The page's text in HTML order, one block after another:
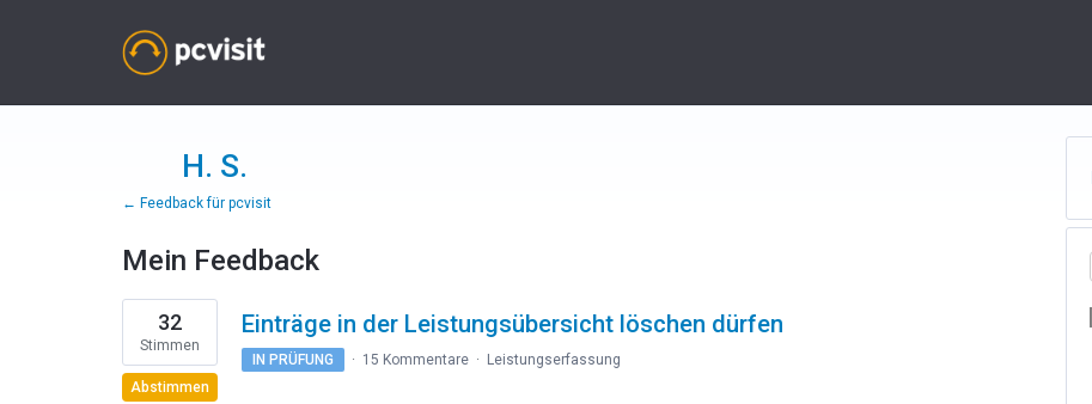
H. S.
← Feedback für pcvisit
Mein Feedback
1
Ergebnis
gefunden
Einträge in der Leistungsübersicht löschen dürfen
32
Stimmen
Abstimmen
IN PRÜFUNG · 15 Kommentare · Leistungserfassung